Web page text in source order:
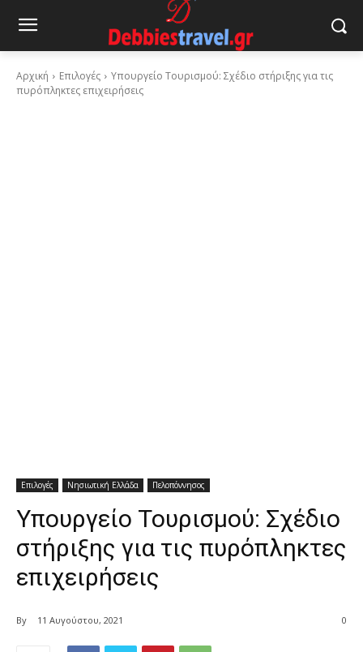
Αρχική Επιλογές
Υπουργείο Τουρισμού: Σχέδιο στήριξης για τις
πυρόπληκτες επιχειρήσεις
Επιλογές Νησιωτική Ελλάδα Πελοπόννησος
Υπουργείο Τουρισμού: Σχέδιο
στήριξης για τις πυρόπληκτες
επιχειρήσεις
By 11 Αυγούστου, 2021 0